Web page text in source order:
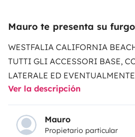
Mauro te presenta su
WESTFALIA CALIFORNIA
TUTTI GLI ACCESSORI BASE,
LATERALE ED
MONTARE ESTERNO
Ver la descripción
Mauro
Propietario particular